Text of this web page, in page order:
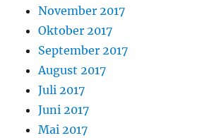
November 2017
Oktober 2017
September 2017
August 2017
Juli 2017
Juni 2017
Mai 2017